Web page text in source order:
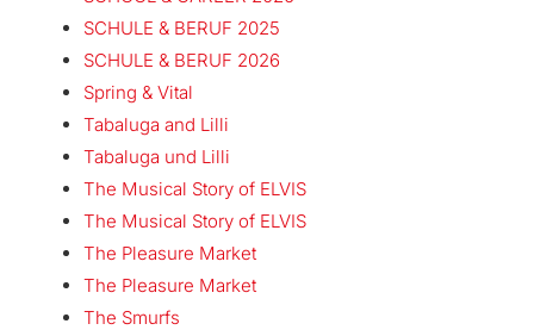
SCHULE & BERUF 2025
SCHULE & BERUF 2026
Spring & Vital
Tabaluga and Lilli
Tabaluga und Lilli
The Musical Story of ELVIS
The Musical Story of ELVIS
The Pleasure Market
The Pleasure Market
The Smurfs